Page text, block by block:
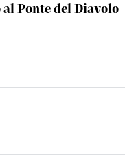
Ponte del Diavolo